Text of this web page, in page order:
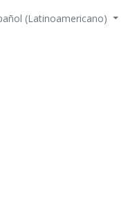
(Latinoamericano)